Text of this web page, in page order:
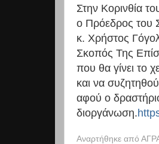
Στην Κορινθία
ο Πρόεδρος του
κ. Χρήστος
Σκοπός Της
που θα γίνει το
και να
αφού ο
διοργάνωση.
Αναρτήθηκε από